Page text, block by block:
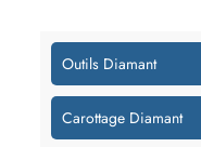
Outils Diamant
Carottage Diamant